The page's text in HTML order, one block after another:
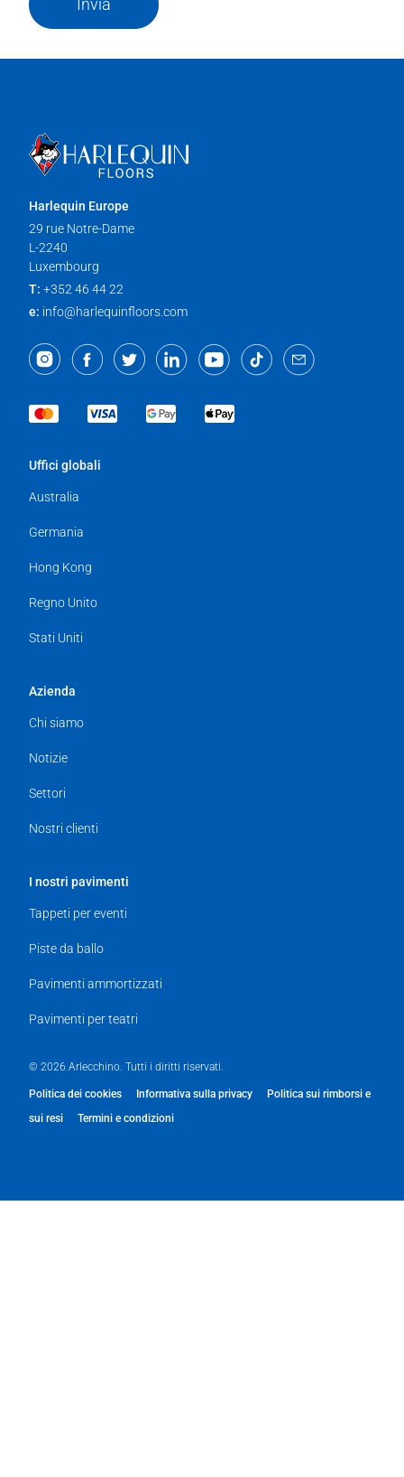
Invia
Harlequin Europe
29 rue Notre-Dame
L-2240
Luxembourg
T: +352 46 44 22
e: info@harlequinfloors.com
Uffici globali
Australia
Germania
Hong Kong
Regno Unito
Stati Uniti
Azienda
Chi siamo
Notizie
Settori
Nostri clienti
I nostri pavimenti
Tappeti per eventi
Piste da ballo
Pavimenti ammortizzati
Pavimenti per teatri
© 2026 Arlecchino. Tutti i diritti riservati.
Politica dei cookies Informativa sulla privacy
Politica sui rimborsi e
sui resi
Termini e condizioni